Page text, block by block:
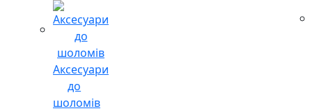
Аксесуари
до
шоломів